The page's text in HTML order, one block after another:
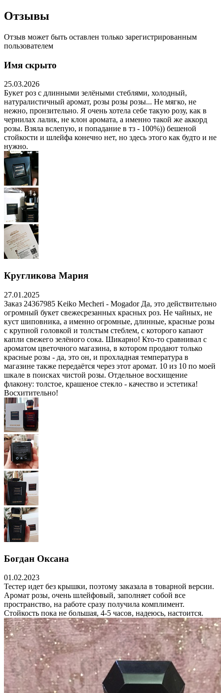
Отзывы
Отзыв может быть оставлен только зарегистрированным
пользователем
Имя скрыто
25.03.2026
Букет роз с длинными зелёными стеблями, холодный,
натуралистичный аромат, розы розы розы... Не мягко, не
нежно, пронзительно. Я очень хотела себе такую розу, как в
чернилах лалик, не клон аромата, а именно такой же аккорд
розы. Взяла вслепую, и попадание в тз - 100%)) бешеной
стойкости и шлейфа конечно нет, но здесь этого как будто и не
нужно.
Кругликова Мария
27.01.2025
Заказ 24367985 Keiko Mecheri - Mogador Да, это действительно
огромный букет свежесрезанных красных роз. Не чайных, не
куст шиповника, а именно огромные, длинные, красные розы
с крупной головкой и толстым стеблем, с которого капают
капли свежего зелёного сока. Шикарно! Кто-то сравнивал с
ароматом цветочного магазина, в котором продают только
красные розы - да, это он, и прохладная температура в
магазине также передаётся через этот аромат. 10 из 10 по моей
шкале в поисках чистой розы. Отдельное восхищение
флакону: толстое, крашеное стекло - качество и эстетика!
Восхитительно!
Богдан Оксана
01.02.2023
Тестер идет без крышки, поэтому заказала в товарной версии.
Аромат розы, очень шлейфовый, заполняет собой все
пространство, на работе сразу получила комплимент.
Стойкость пока не большая, 4-5 часов, надеюсь, настоится.